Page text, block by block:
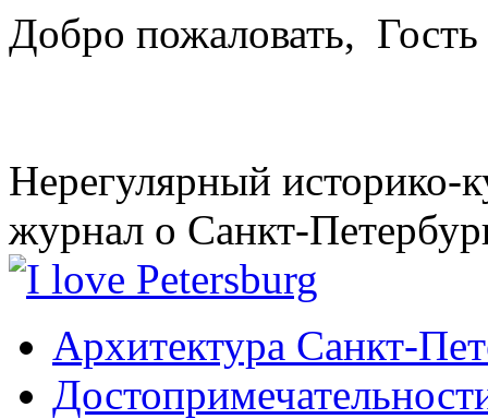
Добро пожаловать, Гость
Нерегулярный историко-
журнал о Санкт-
Архитектура Санкт-